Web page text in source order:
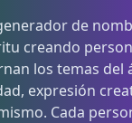
de
creando
los temas del
expresión
Cada